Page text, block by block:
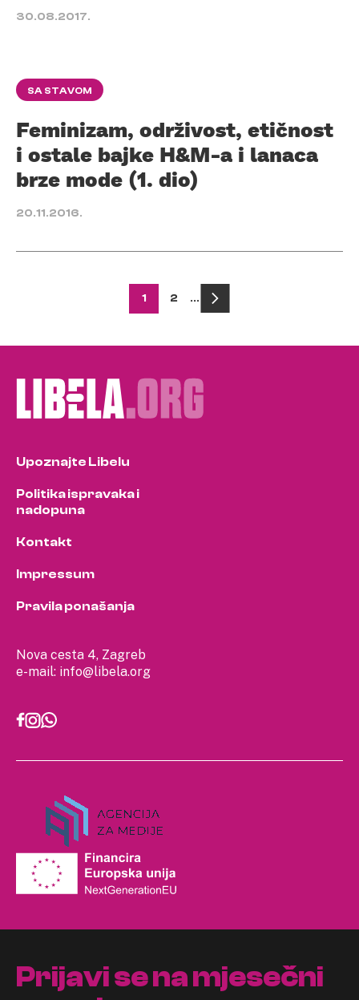
30.08.2017.
SA STAVOM
Feminizam, održivost, etičnost
i ostale bajke H&M-a i lanaca
brze mode (1. dio)
20.11.2016.
pagination
1 2 …
Nova cesta 4, Zagreb
e-mail: info@libela.org
Upoznajte Libelu
Politika ispravaka i
nadopuna
Kontakt
Impressum
Pravila ponašanja
Prijavi se na mjesečni